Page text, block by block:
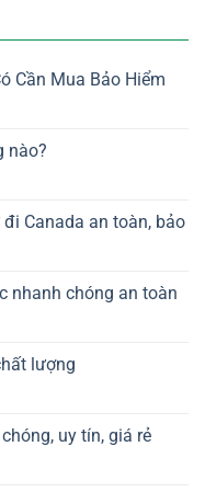
Cần Mua Bảo Hiểm
nào?
Canada an toàn, bảo
nhanh chóng an toàn
lượng
uy tín, giá rẻ